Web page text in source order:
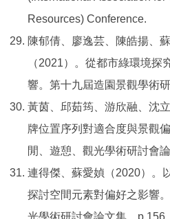
Resources) Conference.
陳郁倩、廖逸芸、陳皓揚、
（2021）。從都市綠環境探
響。第十九屆造園景觀學術研
黃茵、邱茹筠、游欣融、沈
牌位置序列對適合度與景觀
閒、遊憩、觀光學術研討會
連得傑、蘇愛媜（2020）。
探討空間元素對偏好之影響
光學術研討會論文集，p.156。